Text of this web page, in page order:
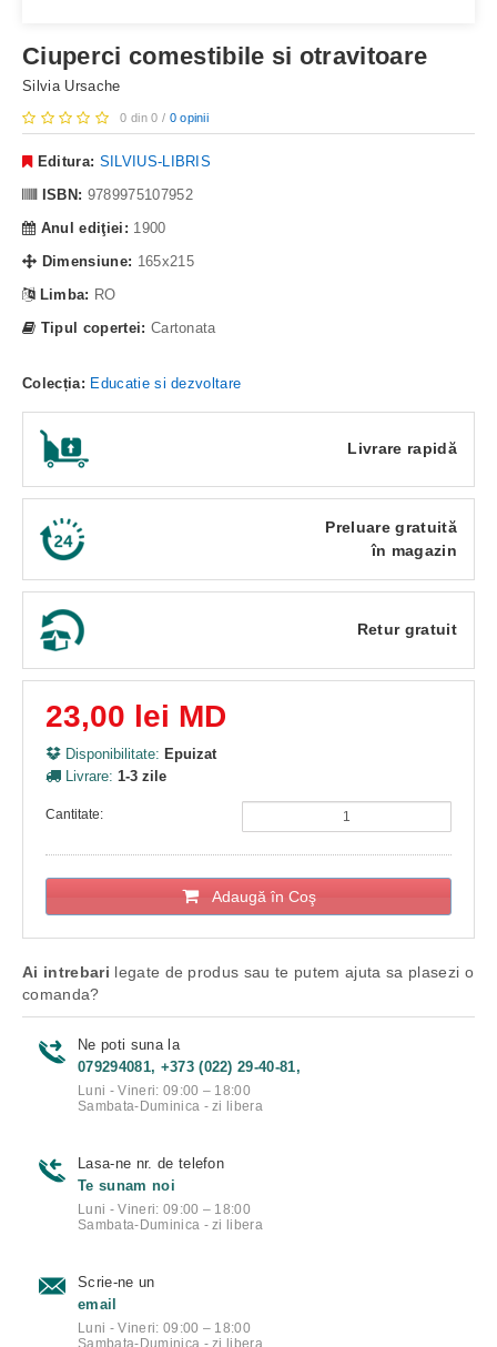
Ciuperci comestibile si otravitoare
Silvia Ursache
0 din 0 / 0 opinii
Editura: SILVIUS-LIBRIS
ISBN: 9789975107952
Anul ediţiei: 1900
Dimensiune: 165x215
Limba: RO
Tipul copertei: Cartonata
Colecția: Educatie si dezvoltare
Livrare rapidă
Preluare gratuită
în magazin
Retur gratuit
23,00 lei MD
Disponibilitate: Epuizat
Livrare: 1-3 zile
Cantitate:
Adaugă în Coş
Ai intrebari legate de produs sau te putem ajuta sa plasezi o
comanda?
Ne poti suna la
079294081, +373 (022) 29-40-81,
Luni - Vineri: 09:00 – 18:00
Sambata-Duminica - zi libera
Lasa-ne nr. de telefon
Te sunam noi
Luni - Vineri: 09:00 – 18:00
Sambata-Duminica - zi libera
Scrie-ne un
email
Luni - Vineri: 09:00 – 18:00
Sambata-Duminica - zi libera